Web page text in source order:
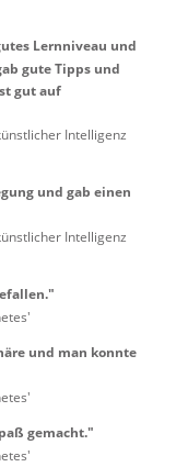
Lernniveau und
gute Tipps und
gut auf
Intelligenz
und gab einen
Intelligenz
und man konnte
gemacht."